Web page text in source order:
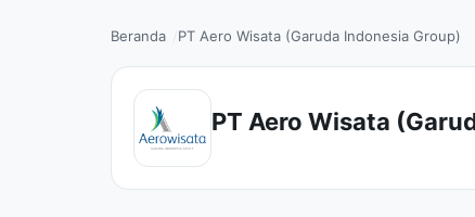
Beranda PT Aero Wisata (Garuda Indonesia Group)
PT Aero Wisata